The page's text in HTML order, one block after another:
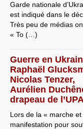
Garde nationale
est indiqué dans le
Très peu de médias
« To (…)
Guerre en
Raphaël
Nicolas Tenzer,
Aurélien
drapeau de
Lors de la « marche et
manifestation pour